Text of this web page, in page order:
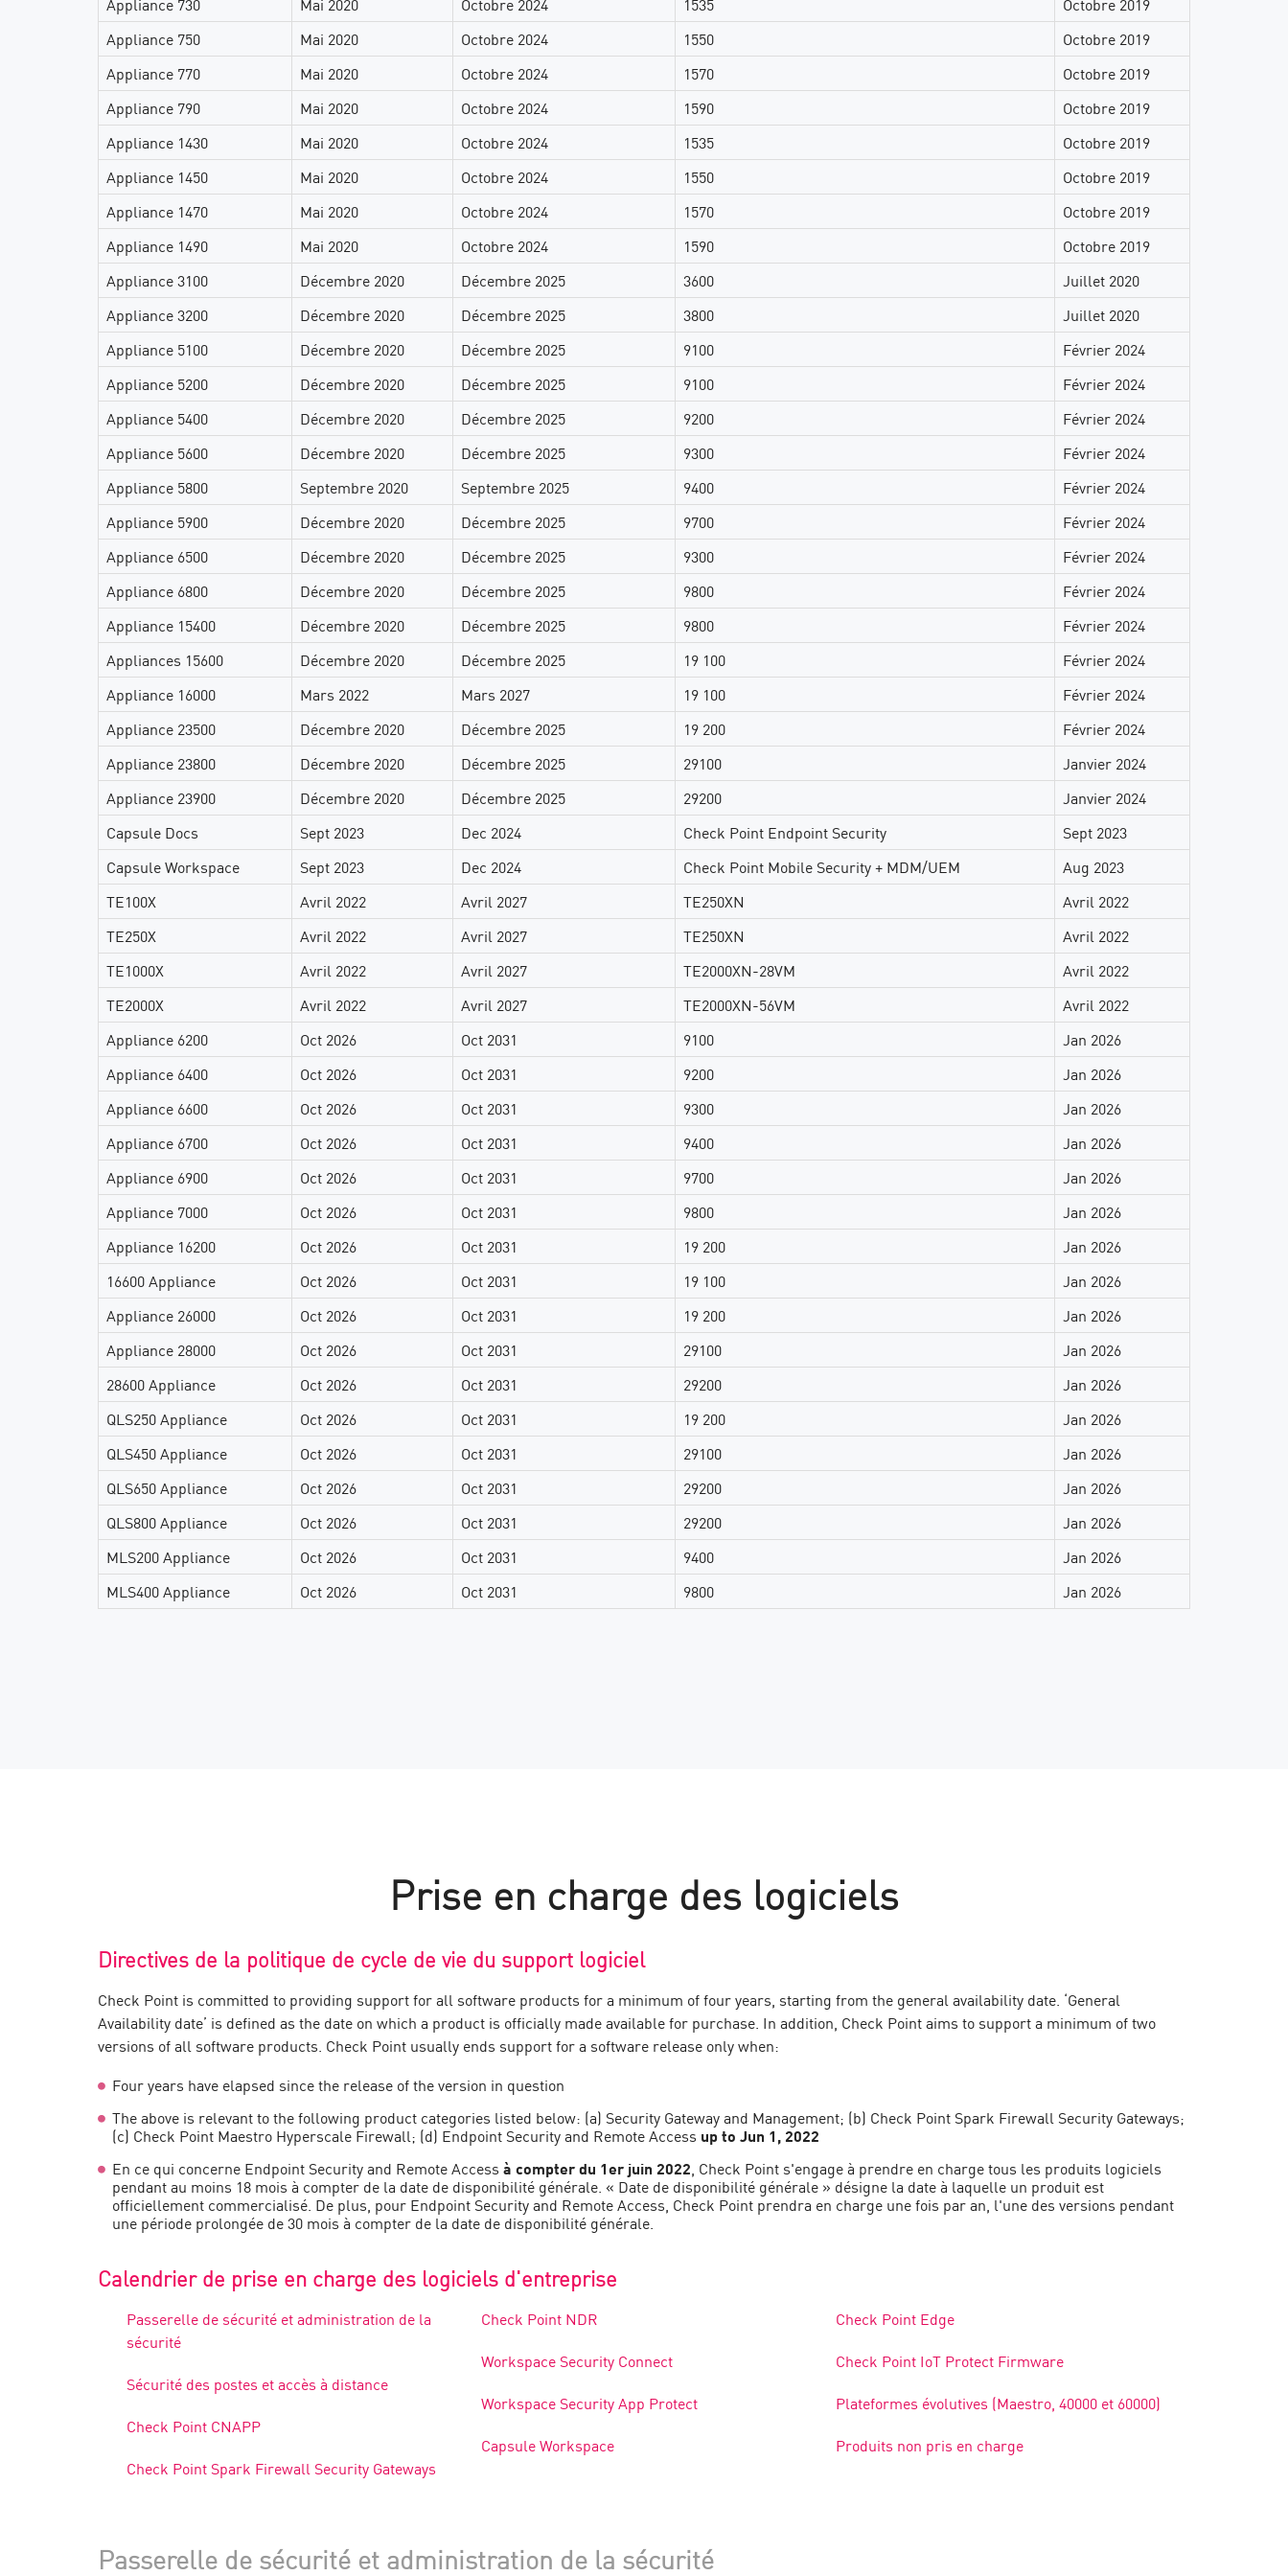
AI Agent Security
Appliance 750
Mai 2020 Octobre 2024 1550
Octobre 2019
Appliance 770
Mai 2020 Octobre 2024 1570
Octobre 2019
Appliance 790
Mai 2020 Octobre 2024 1590
Octobre 2019
Appliance 1430
Mai 2020 Octobre 2024 1535
Octobre 2019
Appliance 1450
Mai 2020 Octobre 2024 1550
Octobre 2019
Appliance 1470
Mai 2020 Octobre 2024 1570
Octobre 2019
Appliance 1490
Mai 2020 Octobre 2024 1590
Octobre 2019
Appliance 3100
Décembre 2020 Décembre 2025 3600
Juillet 2020
Appliance 3200
Décembre 2020 Décembre 2025 3800
Juillet 2020
Appliance 5100
Décembre 2020 Décembre 2025 9100
Février 2024
Appliance 5200
Décembre 2020 Décembre 2025 9100
Février 2024
Appliance 5400
Décembre 2020 Décembre 2025 9200
Février 2024
Appliance 5600
Décembre 2020 Décembre 2025 9300
Février 2024
Appliance 5800
Septembre 2020 Septembre 2025 9400
Février 2024
Appliance 5900
Décembre 2020 Décembre 2025 9700
Février 2024
Appliance 6500
Décembre 2020 Décembre 2025 9300
Février 2024
Appliance 6800
Décembre 2020 Décembre 2025 9800
Février 2024
Appliance 15400
Décembre 2020 Décembre 2025 9800
Février 2024
Appliances 15600
Décembre 2020 Décembre 2025 19 100
Février 2024
Appliance 16000
Mars 2022 Mars 2027 19 100
Février 2024
Appliance 23500
Décembre 2020 Décembre 2025 19 200
Février 2024
Appliance 23800
Décembre 2020 Décembre 2025 29100
Janvier 2024
Appliance 23900
Décembre 2020 Décembre 2025 29200
Janvier 2024
Capsule Docs
Sept 2023 Dec 2024 Check Point Endpoint Security
Sept 2023
Capsule Workspace
Sept 2023 Dec 2024 Check Point Mobile Security + MDM/UEM
Aug 2023
TE100X
Avril 2022 Avril 2027 TE250XN
Avril 2022
TE250X
Avril 2022 Avril 2027 TE250XN
Avril 2022
TE1000X
Avril 2022 Avril 2027 TE2000XN-28VM
Avril 2022
TE2000X
Avril 2022 Avril 2027 TE2000XN-56VM
Avril 2022
Appliance 6200
Oct 2026 Oct 2031 9100
Jan 2026
Appliance 6400
Oct 2026 Oct 2031 9200
Jan 2026
Appliance 6600
Oct 2026 Oct 2031 9300
Jan 2026
Appliance 6700
Oct 2026 Oct 2031 9400
Jan 2026
Appliance 6900
Oct 2026 Oct 2031 9700
Jan 2026
Appliance 7000
Oct 2026 Oct 2031 9800
Jan 2026
Appliance 16200
Oct 2026 Oct 2031 19 200
Jan 2026
16600 Appliance
Oct 2026 Oct 2031 19 100
Jan 2026
Appliance 26000
Oct 2026 Oct 2031 19 200
Jan 2026
Appliance 28000
Oct 2026 Oct 2031 29100
Jan 2026
28600 Appliance
Oct 2026 Oct 2031 29200
Jan 2026
QLS250 Appliance
Oct 2026 Oct 2031 19 200
Jan 2026
QLS450 Appliance
Oct 2026 Oct 2031 29100
Jan 2026
QLS650 Appliance
Oct 2026 Oct 2031 29200
Jan 2026
QLS800 Appliance
Oct 2026 Oct 2031 29200
Jan 2026
MLS200 Appliance
Oct 2026 Oct 2031 9400
Jan 2026
MLS400 Appliance
Oct 2026 Oct 2031 9800 Jan 2026
Prise en charge des logiciels
Directives de la politique de cycle de vie du support logiciel
Check Point is committed to providing support for all software products for a minimum of four years, starting from the general availability date. ‘General
Availability date’ is defined as the date on which a product is officially made available for purchase. In addition, Check Point aims to support a minimum of two
versions of all software products. Check Point usually ends support for a software release only when:
Four years have elapsed since the release of the version in question
The above is relevant to the following product categories listed below: (a) Security Gateway and Management; (b) Check Point Spark Firewall Security Gateways;
(c) Check Point Maestro Hyperscale Firewall; (d) Endpoint Security and Remote Access up to Jun 1, 2022
En ce qui concerne Endpoint Security and Remote Access à compter du 1er juin 2022, Check Point s'engage à prendre en charge tous les produits logiciels
pendant au moins 18 mois à compter de la date de disponibilité générale. « Date de disponibilité générale » désigne la date à laquelle un produit est
officiellement commercialisé. De plus, pour Endpoint Security and Remote Access, Check Point prendra en charge une fois par an, l'une des versions pendant
une période prolongée de 30 mois à compter de la date de disponibilité générale.
Calendrier de prise en charge des logiciels d'entreprise
Passerelle de sécurité et administration de la
sécurité
Sécurité des postes et accès à distance
Check Point CNAPP
Check Point Spark Firewall Security Gateways
Check Point NDR
Workspace Security Connect
Workspace Security App Protect
Capsule Workspace
Check Point Edge
Check Point IoT Protect Firmware
Plateformes évolutives (Maestro, 40000 et 60000)
Produits non pris en charge
Passerelle de sécurité et administration de la sécurité